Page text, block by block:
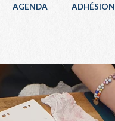
AGENDA ADHÉSION